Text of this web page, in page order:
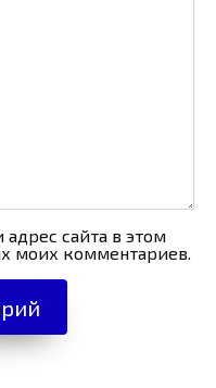
сайта в этом
моих комментариев.